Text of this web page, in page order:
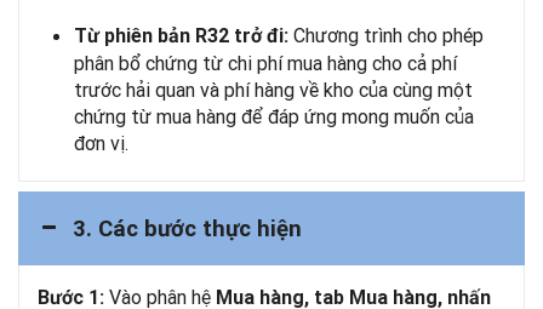
Từ phiên bản R32 trở đi: Chương trình cho phép
phân bổ chứng từ chi phí mua hàng cho cả phí
trước hải quan và phí hàng về kho của cùng một
chứng từ mua hàng để đáp ứng mong muốn của
đơn vị.
3. Các bước thực hiện
Bước 1: Vào phân hệ Mua hàng, tab Mua hàng, nhấn